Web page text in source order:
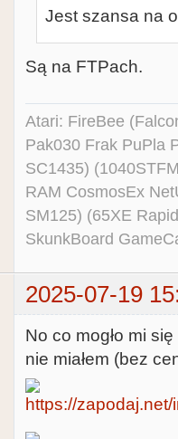
Jest szansa na
Są na FTPach.
Atari: FireBee
Pak030 Frak PuPla
SC1435)
RAM CosmosEx
SM125) (65XE
SkunkBoard
2025-07-19
No co mogło mi
nie miałem (bez